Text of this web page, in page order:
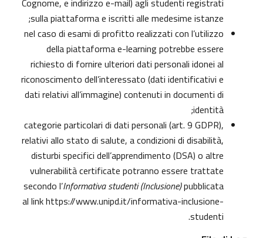
Cognome, e indirizzo e-mail) agli studenti registrati
sulla piattaforma e iscritti alle medesime istanze;
nel caso di esami di profitto realizzati con l’utilizzo
della piattaforma e-learning potrebbe essere
richiesto di fornire ulteriori dati personali idonei al
riconoscimento dell’interessato (dati identificativi e
dati relativi all’immagine) contenuti in documenti di
identità;
categorie particolari di dati personali (art. 9 GDPR),
relativi allo stato di salute, a condizioni di disabilità,
disturbi specifici dell’apprendimento (DSA) o altre
vulnerabilità certificate potranno essere trattate
secondo l’Informativa studenti (Inclusione)pubblicata
al linkhttps://www.unipd.it/informativa-inclusione-
studenti
.